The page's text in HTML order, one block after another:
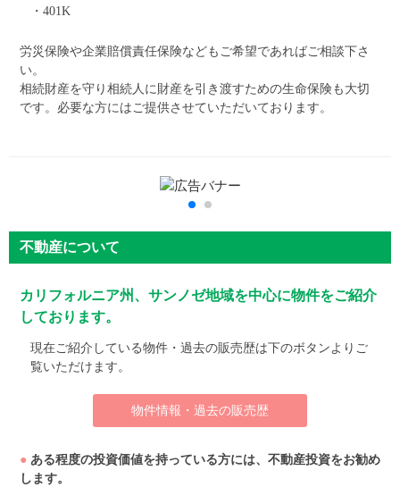
・401K
労災保険や企業賠償責任保険などもご希望であればご相談下さ
い。
相続財産を守り相続人に財産を引き渡すための生命保険も大切
です。必要な方にはご提供させていただいております。
不動産について
カリフォルニア州、サンノゼ地域を中心に物件をご紹介
しております。
現在ご紹介している物件・過去の販売歴は下のボタンよりご
覧いただけます。
物件情報・過去の販売歴
● ある程度の投資価値を持っている方には、不動産投資をお勧め
します。